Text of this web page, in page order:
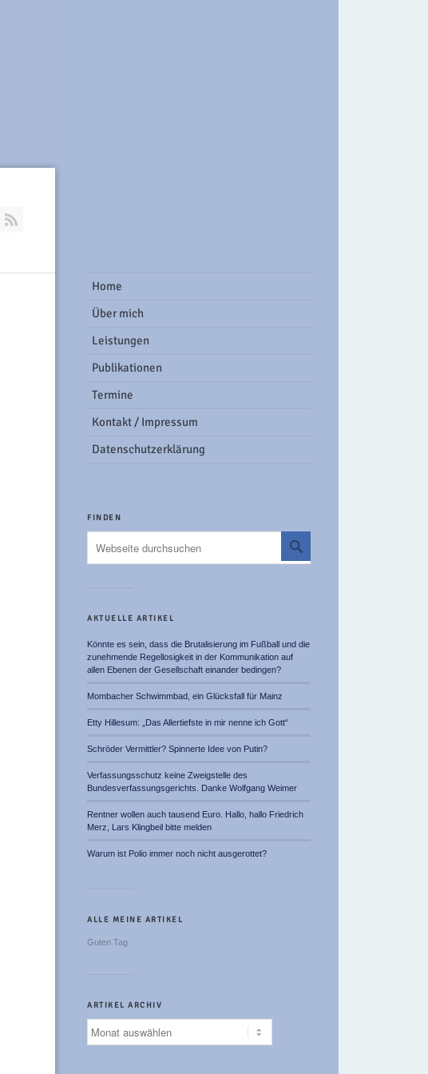
Join our Facebook Group
Home
Über mich
Leistungen
Publikationen
Termine
Kontakt / Impressum
Datenschutzerklärung
FINDEN
AKTUELLE ARTIKEL
Könnte es sein, dass die Brutalisierung im Fußball und die
zunehmende Regellosigkeit in der Kommunikation auf
allen Ebenen der Gesellschaft einander bedingen?
Mombacher Schwimmbad, ein Glücksfall für Mainz
Etty Hillesum: „Das Allertiefste in mir nenne ich Gott“
Schröder Vermittler? Spinnerte Idee von Putin?
Verfassungsschutz keine Zweigstelle des
Bundesverfassungsgerichts. Danke Wolfgang Weimer
Rentner wollen auch tausend Euro. Hallo, hallo Friedrich
Merz, Lars Klingbeil bitte melden
Warum ist Polio immer noch nicht ausgerottet?
ALLE MEINE ARTIKEL
Guten Tag
ARTIKEL ARCHIV
Artikel
Archiv